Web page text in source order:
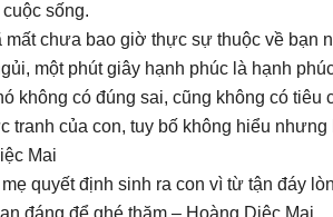
sống.
mất chưa bao giờ thực sự thuộc về bạn
một phút giây hạnh phúc là hạnh
không có đúng sai, cũng không có tiêu
tranh của con, tuy bố không hiểu
Mai
quyết định sinh ra con vì từ tận đáy
đáng để ghé thăm – Hoàng Diệc Mai